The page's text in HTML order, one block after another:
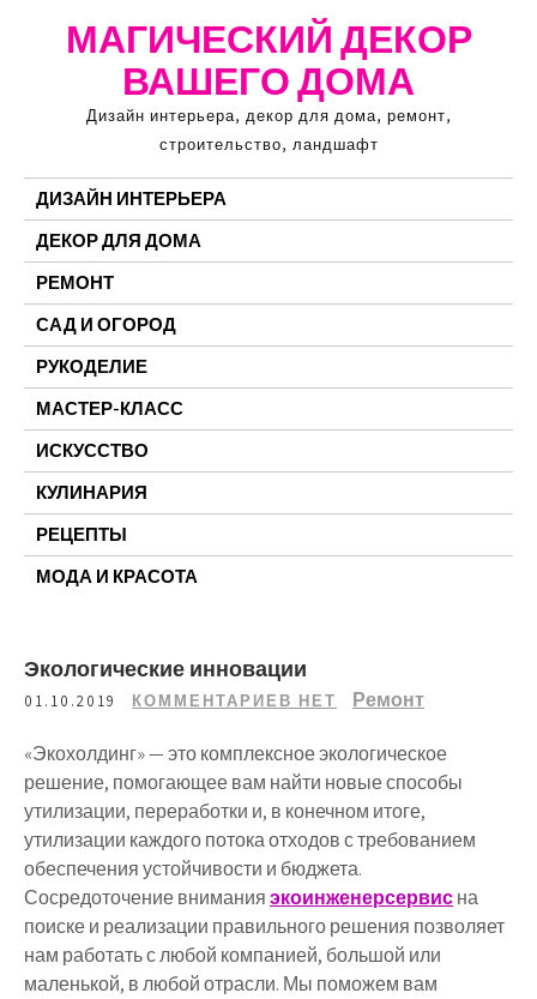
МАГИЧЕСКИЙ ДЕКОР
ВАШЕГО ДОМА
Дизайн интерьера, декор для дома, ремонт,
строительство, ландшафт
ДИЗАЙН ИНТЕРЬЕРА
ДЕКОР ДЛЯ ДОМА
РЕМОНТ
САД И ОГОРОД
РУКОДЕЛИЕ
МАСТЕР-КЛАСС
ИСКУССТВО
КУЛИНАРИЯ
РЕЦЕПТЫ
МОДА И КРАСОТА
Экологические инновации
01.10.2019 КОММЕНТАРИЕВ НЕТ Ремонт
«Экохолдинг» —этокомплексноеэкологическое
решение, помогающеевам найти новыеспособы
утилизации, переработки и, в конечном итоге,
утилизации каждогопотокаотходовстребованием
обеспеченияустойчивости и бюджета.
Сосредоточениевниманияэкоинженерсервисна
поискеи реализации правильногорешения позволяет
нам работатьслюбой компанией, большой или
маленькой, влюбойотрасли. Мы поможем вам